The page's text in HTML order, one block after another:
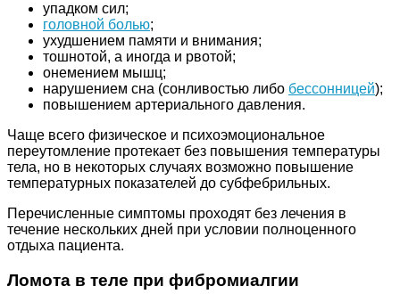
упадком сил;
головной болью;
ухудшением памяти и внимания;
тошнотой, а иногда и рвотой;
онемением мышц;
нарушением сна (сонливостью либо бессонницей);
повышением артериального давления.
Чаще всего физическое и психоэмоциональное
переутомление протекает без повышения температуры
тела, но в некоторых случаях возможно повышение
температурных показателей до субфебрильных.
Перечисленные симптомы проходят без лечения в
течение нескольких дней при условии полноценного
отдыха пациента.
Ломота в теле при фибромиалгии